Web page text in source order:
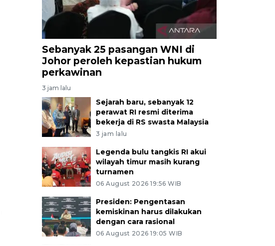
Sebanyak 25 pasangan WNI di
Johor peroleh kepastian hukum
perkawinan
3 jam lalu
Sejarah baru, sebanyak 12
perawat RI resmi diterima
bekerja di RS swasta Malaysia
3 jam lalu
Legenda bulu tangkis RI akui
wilayah timur masih kurang
turnamen
06 August 2026 19:56 WIB
Presiden: Pengentasan
kemiskinan harus dilakukan
dengan cara rasional
06 August 2026 19:05 WIB